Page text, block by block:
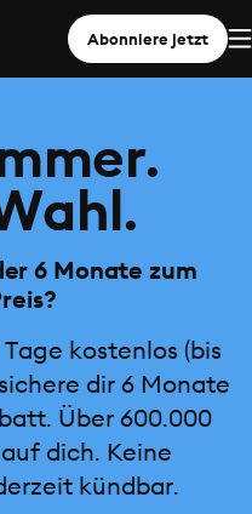
Abonniere jetzt
6 Monate zum
kostenlos (bis
dir 6 Monate
Über 600.000
dich. Keine
kündbar.